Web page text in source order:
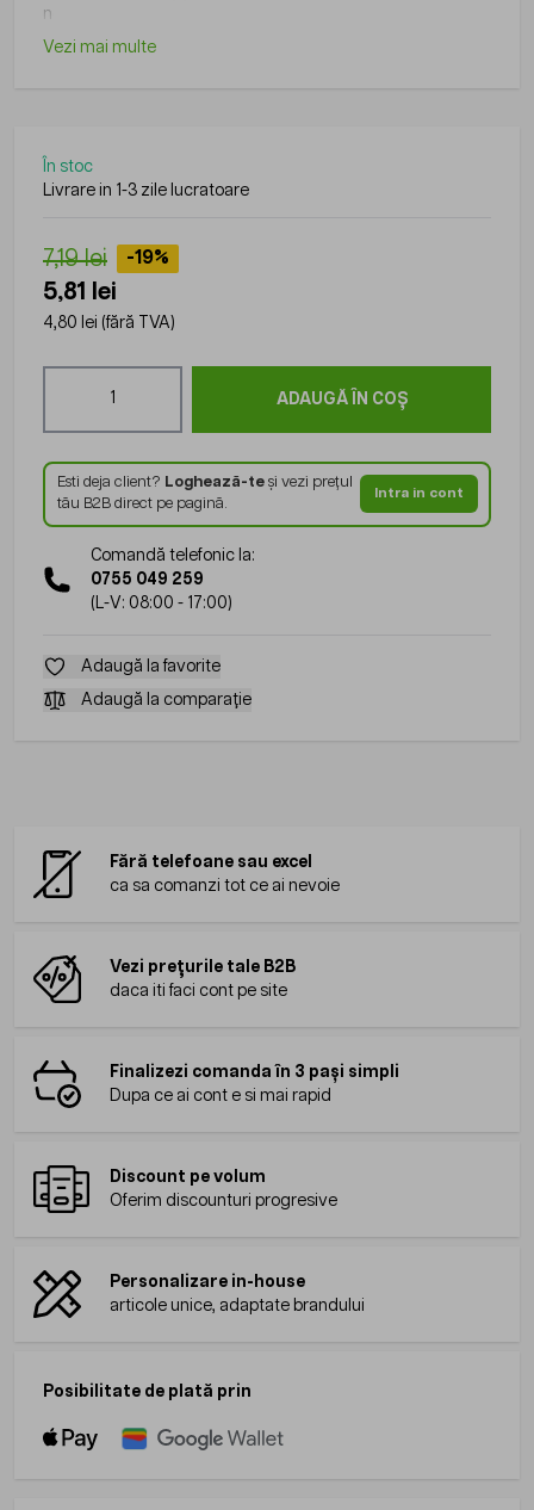
necesare in orice spatiu de lucru.
Vezi mai multe
În stoc
Livrare in 1-3 zile lucratoare
7,19 lei -19%
5,81 lei
4,80 lei (fără TVA)
ADAUGĂ ÎN COȘ
Esti deja client? Loghează-teși vezi prețul
tău B2B direct pe pagină.
Intra in cont
Comandă telefonic la:
0755 049 259
(L-V: 08:00 - 17:00)
Adaugă la favorite
Adaugă la comparație
Fără telefoane sau excel
ca sa comanzi tot ce ai nevoie
Vezi prețurile tale B2B
daca iti faci cont pe site
Finalizezi comanda în 3 pași simpli
Dupa ce ai cont e si mai rapid
Discount pe volum
Oferim discounturi progresive
Personalizare in-house
articole unice, adaptate brandului
Posibilitate de plată prin